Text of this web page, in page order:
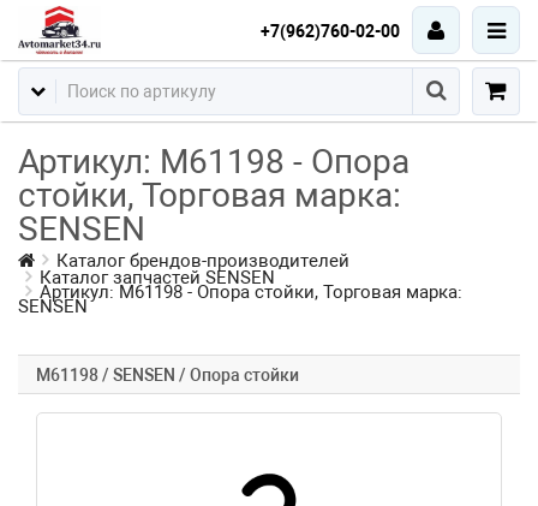
+7(962)760-02-00
Артикул: M61198 - Опора
стойки, Торговая марка:
SENSEN
Каталог брендов-производителей
Каталог запчастей SENSEN
Артикул: M61198 - Опора стойки, Торговая марка:
SENSEN
M61198 / SENSEN / Опора стойки